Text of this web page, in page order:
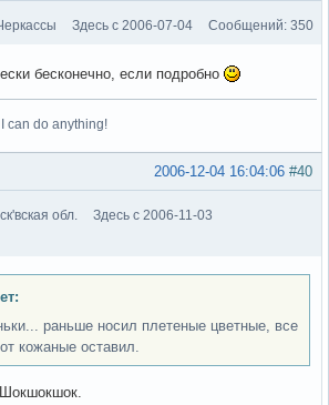
Здесь с 2006-07-04 Сообщений: 350
бесконечно, если подробно
do anything!
#40
2006-12-04 16:04:06
обл.
Здесь с 2006-11-03
раньше носил плетеные цветные, все
кожаные оставил.